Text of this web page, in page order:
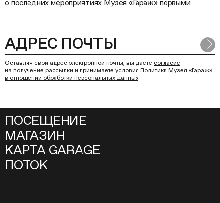
о последних мероприятиях Музея «Гараж» первыми
Оставляя свой адрес электронной почты, вы даете согласие
на получение рассылки и принимаете условия Политики Музея «Гараж»
в отношении обработки персональных данных.
ПОСЕЩЕНИЕ
МАГАЗИН
КАРТА GARAGE
ПОТОК